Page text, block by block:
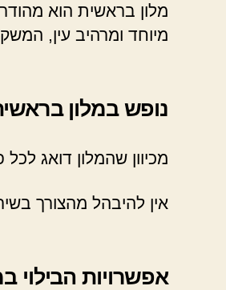
מלון בראשית הוא
מיוחד ומרהיב עין,
נופש במלון
מכיוון שהמלון דואג
אין להיבהל מהצורך
אפשרויות הבילוי